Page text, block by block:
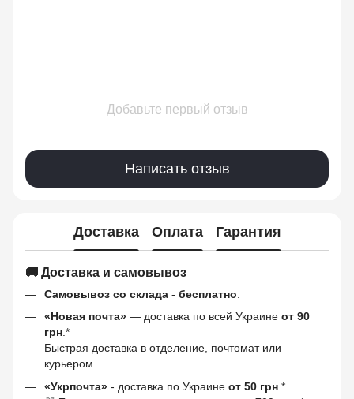
Добавьте первый отзыв
Написать отзыв
Доставка Оплата Гарантия
🚚 Доставка и самовывоз
Самовывоз со склада - бесплатно
«Новая почта» — доставка по всей Украине от 90
грн.*
Быстрая доставка в отделение, почтомат или
курьером.
«Укрпочта» - доставка по Украине от 50 грн .*